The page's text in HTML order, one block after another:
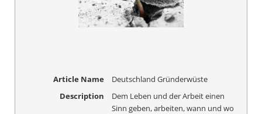
Article Name
Deutschland Gründerwüste
Description
Dem Leben und der Arbeit einen
Sinn geben, arbeiten, wann und wo